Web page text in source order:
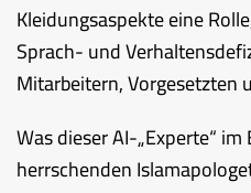
Kleidungsaspekte eine
Sprach- und
Mitarbeitern, Vorgesetzten
Was dieser AI-„Experte“
herrschenden